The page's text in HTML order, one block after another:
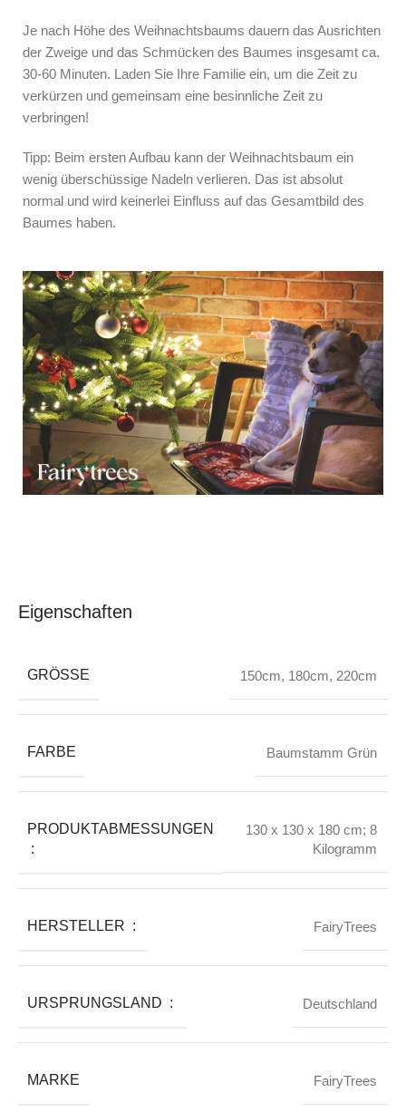
Je nach Höhe des Weihnachtsbaums dauern das Ausrichten
der Zweige und das Schmücken des Baumes insgesamt ca.
30-60 Minuten. Laden Sie Ihre Familie ein, um die Zeit zu
verkürzen und gemeinsam eine besinnliche Zeit zu
verbringen!
Tipp: Beim ersten Aufbau kann der Weihnachtsbaum ein
wenig überschüssige Nadeln verlieren. Das ist absolut
normal und wird keinerlei Einfluss auf das Gesamtbild des
Baumes haben.
Eigenschaften
GRÖSSE 150cm, 180cm, 220cm
FARBE Baumstamm Grün
PRODUKTABMESSUNGEN
‏ : ‎
130 x 130 x 180 cm; 8
Kilogramm
HERSTELLER ‏ : ‎ FairyTrees
URSPRUNGSLAND ‏ : ‎ Deutschland
MARKE FairyTrees